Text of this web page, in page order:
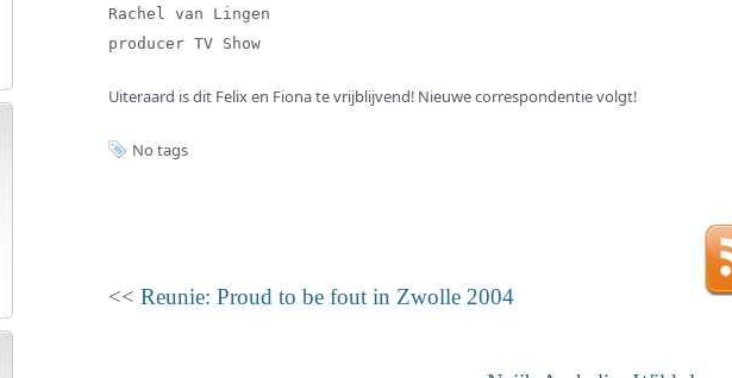
Rachel van Lingen
producer TV Show
Uiteraard is dit Felix en Fiona te vrijblijvend! Nieuwe correspondentie volgt!
No tags
<< Reunie: Proud to be fout in Zwolle 2004